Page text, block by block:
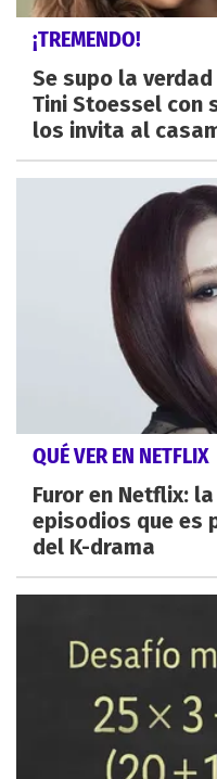
¡TREMENDO!
Se supo la
Tini Stoessel con
los invita al
QUÉ VER EN NETFLIX
Furor en Netflix:
episodios que es
del K-drama